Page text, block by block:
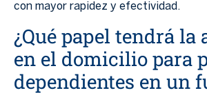
con mayor rapidez y efectividad.
¿Qué papel tendrá la
en el domicilio para
dependientes en un